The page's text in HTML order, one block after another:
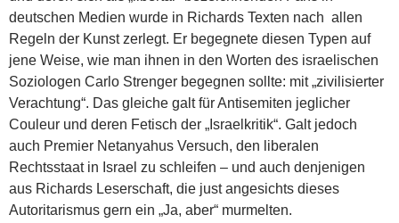
deutschen Medien wurde in Richards Texten nach allen
Regeln der Kunst zerlegt. Er begegnete diesen Typen auf
jene Weise, wie man ihnen in den Worten des israelischen
Soziologen Carlo Strenger begegnen sollte: mit „zivilisierter
Verachtung“. Das gleiche galt für Antisemiten jeglicher
Couleur und deren Fetisch der „Israelkritik“. Galt jedoch
auch Premier Netanyahus Versuch, den liberalen
Rechtsstaat in Israel zu schleifen – und auch denjenigen
aus Richards Leserschaft, die just angesichts dieses
Autoritarismus gern ein „Ja, aber“ murmelten.